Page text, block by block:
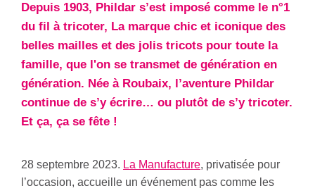
Depuis 1903, Phildar s’est imposé comme le n°1
du fil à tricoter, La marque chic et iconique des
belles mailles et des jolis tricots pour toute la
famille, que l'on se transmet de génération en
génération. Née à Roubaix, l’aventure Phildar
continue de s’y écrire… ou plutôt de s’y tricoter.
Et ça, ça se fête !
28 septembre 2023. La Manufacture, privatisée pour
l’occasion, accueille un événement pas comme les